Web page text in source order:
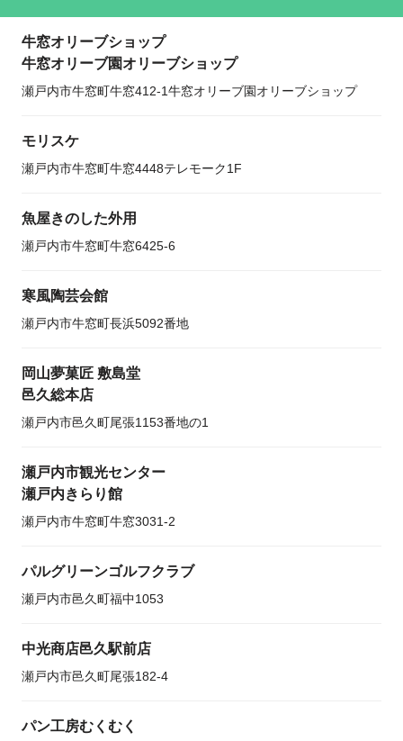
牛窓オリーブショップ
牛窓オリーブ園オリーブショップ
瀬戸内市牛窓町牛窓412-1牛窓オリーブ園オリーブショップ
モリスケ
瀬戸内市牛窓町牛窓4448テレモーク1F
魚屋きのした外用
瀬戸内市牛窓町牛窓6425-6
寒風陶芸会館
瀬戸内市牛窓町長浜5092番地
岡山夢菓匠 敷島堂
邑久総本店
瀬戸内市邑久町尾張1153番地の1
瀬戸内市観光センター
瀬戸内きらり館
瀬戸内市牛窓町牛窓3031-2
パルグリーンゴルフクラブ
瀬戸内市邑久町福中1053
中光商店邑久駅前店
瀬戸内市邑久町尾張182-4
パン工房むくむく